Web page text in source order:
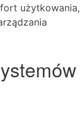
użytkowania,